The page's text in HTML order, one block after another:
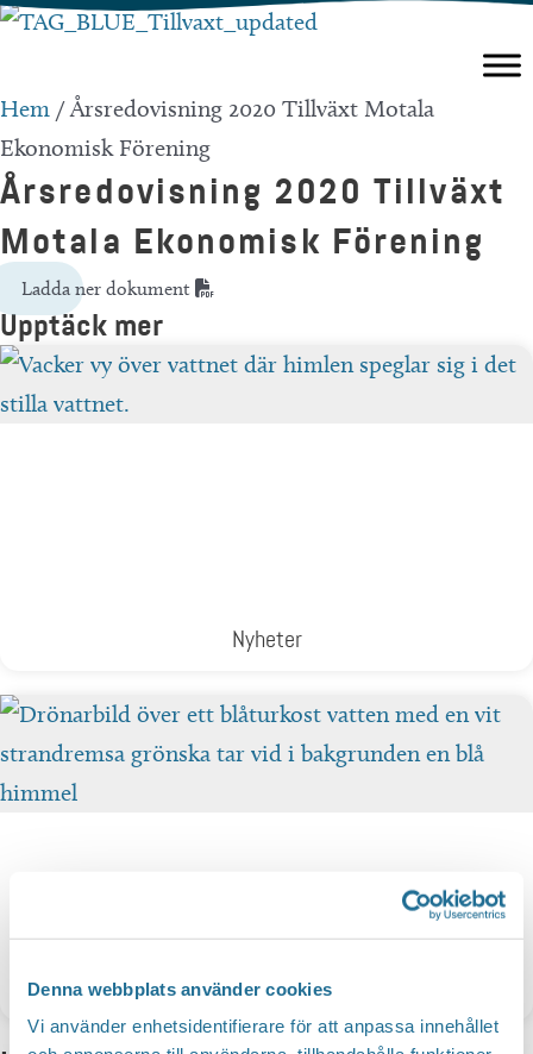
Denna webbplats använder cookies
Vi använder enhetsidentifierare för att anpassa innehållet
Hoppa
innehåll
Hem /Årsredovisning 2020 Tillväxt Motala
Ekonomisk Förening
Årsredovisning 2020 Tillväxt
Motala Ekonomisk Förening
Ladda ner dokument
Upptäck mer
Nyheter
Dokument & Rapporter